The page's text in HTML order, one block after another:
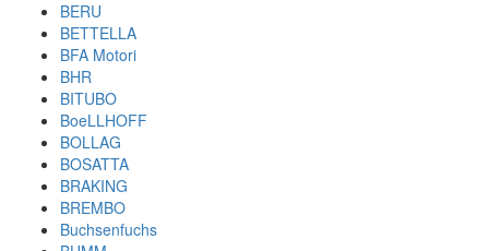
BERU
BETTELLA
BFA Motori
BHR
BITUBO
BoeLLHOFF
BOLLAG
BOSATTA
BRAKING
BREMBO
Buchsenfuchs